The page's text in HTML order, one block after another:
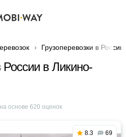
Грузоперевозки в России
России в Ликино-
основе 620 оценок
8.3 69